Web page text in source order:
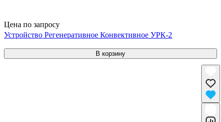
Цена по запросу
Устройство Регенеративное Конвективное УРК-2
В корзину